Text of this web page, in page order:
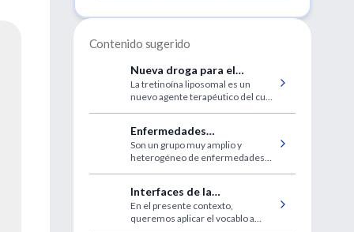
Contenido sugerido
Nueva droga para el
Sarcoma de Kaposi
La tretinoína liposomal es un
nuevo agente terapéutico del cual
de Kaposi asociado al SIDA.
Enfermedades
intersticiales del pulmón
Son un grupo muy amplio y
heterogéneo de enfermedades
predominantemente al intersticio.
Interfaces de la
investigación clínica
En el presente contexto,
queremos aplicar el vocablo a